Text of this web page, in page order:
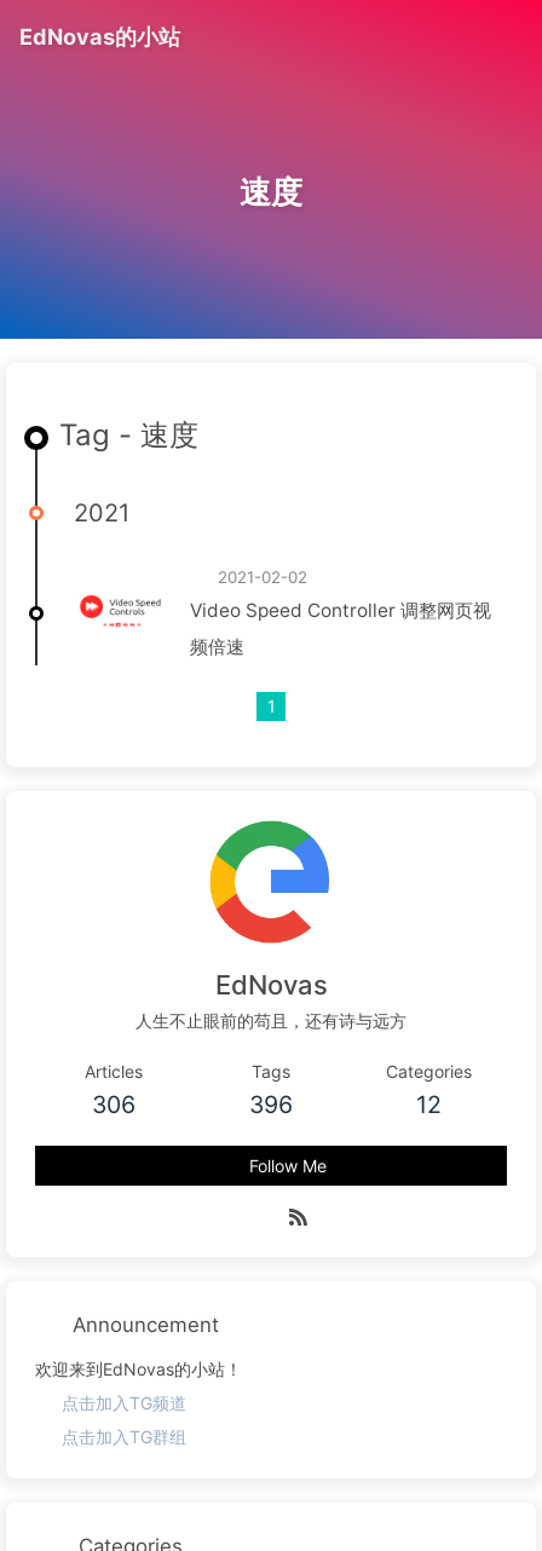
EdNovas的小站
速度
Tag - 速度
2021
2021-02-02
Video Speed Controller 调整网页视
频倍速
1
EdNovas
人生不止眼前的苟且，还有诗与远方
Articles
306
Tags
396
Categories
12
Follow Me
Announcement
欢迎来到EdNovas的小站！
点击加入TG频道
点击加入TG群组
Categories